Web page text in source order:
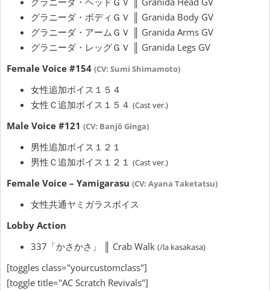
グラニーダ・ボディＧＶ ║ Granida Body GV
グラニーダ・アームＧＶ ║ Granida Arms GV
グラニーダ・レッグＧＶ ║ Granida Legs GV
Female Voice #154 (CV: Sumi Shimamoto)
女性追加ボイス１５４
女性Ｃ追加ボイス１５４ (Cast ver.)
Male Voice #121 (CV: Banjō Ginga)
男性追加ボイス１２１
男性Ｃ追加ボイス１２１ (Cast ver.)
Female Voice – Yamigarasu (CV: Ayana Taketatsu)
女性共通ヤミガラスボイス
Lobby Action
337「かさかさ」 ║ Crab Walk (/la kasakasa)
[toggles class="yourcustomclass"]
[toggle title="AC Scratch Revivals"]